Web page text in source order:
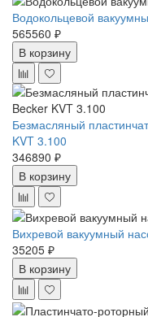
Водокольцевой
565560 ₽
В корзину
Безмасляный
KVT 3.100
346890 ₽
В корзину
Вихревой вакуумный
35205 ₽
В корзину